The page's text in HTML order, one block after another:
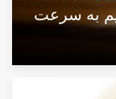
کریم به سرعت